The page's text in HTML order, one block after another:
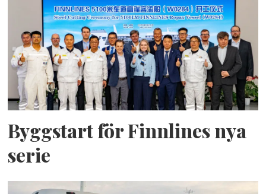
Byggstart för Finnlines nya
serie